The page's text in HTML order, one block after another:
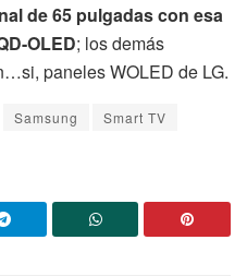
de 65 pulgadas con esa
OLED; los demás
paneles WOLED de LG.
Samsung
Smart TV